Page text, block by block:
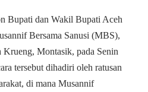
Bupati dan Wakil Bupati Aceh
Bersama Sanusi (MBS),
Krueng, Montasik, pada Senin
tersebut dihadiri oleh ratusan
di mana Musannif